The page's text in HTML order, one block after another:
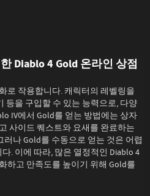
Diablo 4 Gold 온라인 상점
로 작용합니다. 캐릭터의 레벨링을
등을 구입할 수 있는 능력으로, 다양
IV에서 Gold를 얻는 방법에는 상자
사이드 퀘스트와 요새를 완료하는
나 Gold를 수동으로 얻는 것은 어렵
. 이에 따라, 많은 열정적인 Diablo 4
하고 만족도를 높이기 위해 Gold를